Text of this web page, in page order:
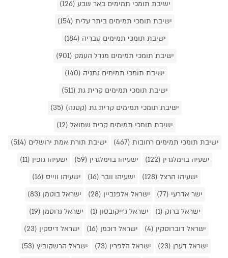
ישיבת תומכי תמימים באר שבע (126)
ישיבת תומכי תמימים ביתר עלית (154)
ישיבת תומכי תמימים טבריה (184)
ישיבת תומכי תמימים מגדל העמק (901)
ישיבת תומכי תמימים נתניה (140)
ישיבת תומכי תמימים קרית גת (511)
ישיבת תומכי תמימים קרית גת (קטנה) (35)
ישיבת תומכי תמימים קרית שמואל (12)
ישיבת תומכי תמימים רחובות (467)
ישיבת תורת אמת ירושלים (514)
ישעיה בוימלגרין (122)
ישעיהו בוימלגרין (59)
ישעיהו גופין (11)
ישעיהו הרצל (128)
ישעיהו וובר (16)
ישעיהו ווייס (16)
ישר אדרעי (77)
ישראל אלפנביין (28)
ישראל בוטמן (83)
ישראל ברוק (1)
ישראל ג'ייקובסון (1)
ישראל גרוסמן (19)
ישראל דוברוסקין (4)
ישראל דוכמן (16)
ישראל דיסקין (23)
ישראל דערן (23)
ישראל הלפרין (73)
ישראל הרשקוביץ (53)